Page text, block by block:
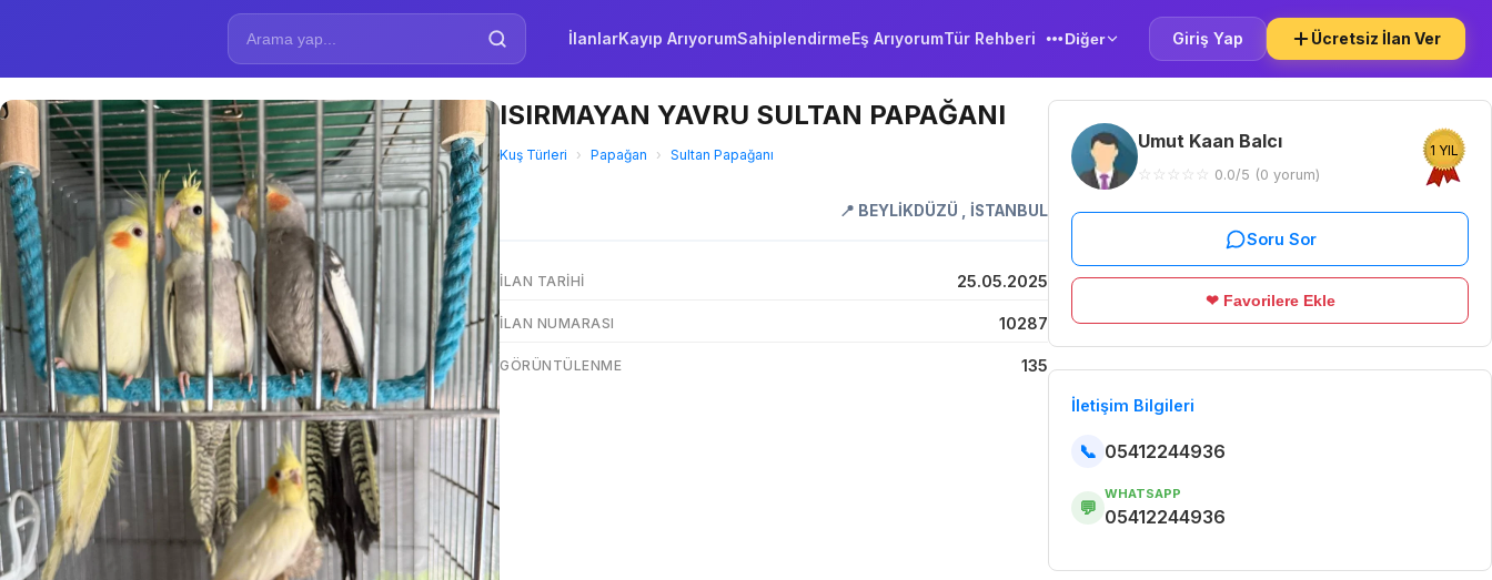
İlanlarKayıp ArıyorumSahiplendirmeEş ArıyorumTür Rehberi Diğer Giriş Yap Ücretsiz İlan Ver
ISIRMAYAN YAVRU SULTAN PAPAĞANI
Kuş Türleri › Papağan › Sultan Papağanı
📍 BEYLİKDÜZÜ İSTANBUL
İLAN TARIHI 25.05.2025
İLAN NUMARASI 10287
GÖRÜNTÜLENME 135
Umut Kaan Balcı
☆ ☆ ☆ ☆ ☆ 0.0/5 (0 yorum)
1 YIL
Soru Sor
❤ Favorilere Ekle
İletişim Bilgileri
📞 05412244936
💬
WHATSAPP
05412244936